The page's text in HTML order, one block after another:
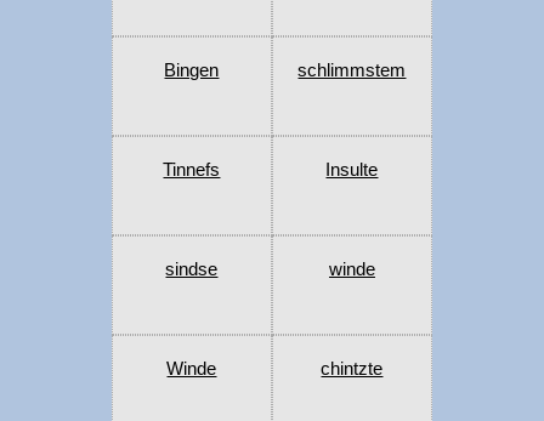
Bingen schlimmstem
Tinnefs Insulte
sindse winde
Winde chintzte